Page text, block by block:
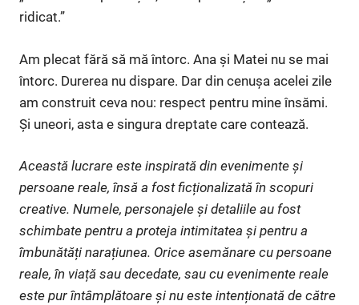
ridicat.”
Am plecat fără să mă întorc. Ana și Matei nu se mai
întorc. Durerea nu dispare. Dar din cenușa acelei zile
am construit ceva nou: respect pentru mine însămi.
Și uneori, asta e singura dreptate care contează.
Această lucrare este inspirată din evenimente și
persoane reale, însă a fost ficționalizată în scopuri
creative. Numele, personajele și detaliile au fost
schimbate pentru a proteja intimitatea și pentru a
îmbunătăți narațiunea. Orice asemănare cu persoane
reale, în viață sau decedate, sau cu evenimente reale
este pur întâmplătoare și nu este intenționată de către